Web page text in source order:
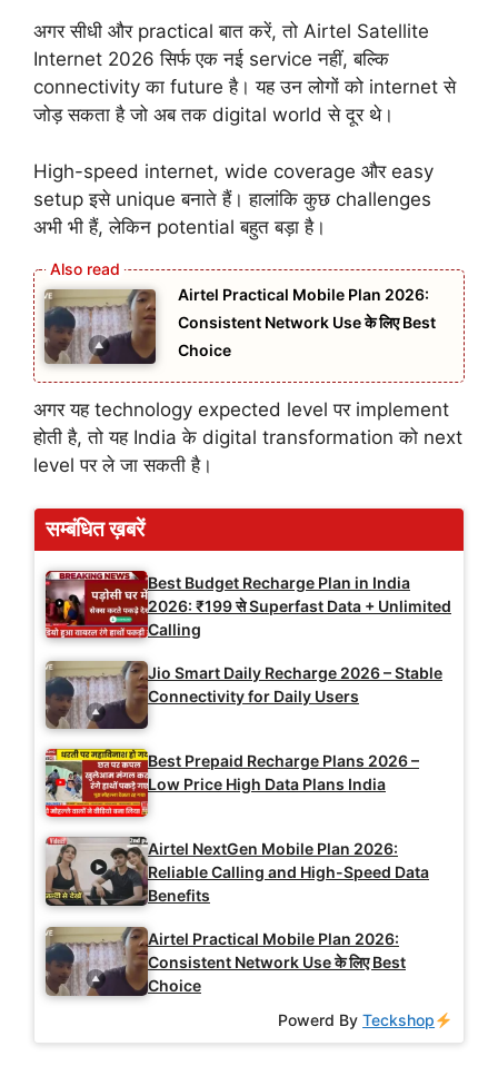
अगर सीधी और practical बात करें, तो Airtel Satellite
Internet 2026 सिर्फ एक नई service नहीं, बल्कि
connectivity का future है। यह उन लोगों को internet से
जोड़ सकता है जो अब तक digital world से दूर थे।
High-speed internet, wide coverage और easy
setup इसे unique बनाते हैं। हालांकि कुछ challenges
अभी भी हैं, लेकिन potential बहुत बड़ा है।
Airtel Practical Mobile Plan 2026:
Consistent Network Use के लिए Best
Choice
अगर यह technology expected level पर implement
होती है, तो यह India के digital transformation को next
level पर ले जा सकती है।
सम्बंधित ख़बरें
Best Budget Recharge Plan in India
2026: ₹199 से Superfast Data + Unlimited
Calling
Jio Smart Daily Recharge 2026 – Stable
Connectivity for Daily Users
Best Prepaid Recharge Plans 2026 –
Low Price High Data Plans India
Airtel NextGen Mobile Plan 2026:
Reliable Calling and High-Speed Data
Benefits
Airtel Practical Mobile Plan 2026:
Consistent Network Use के लिए Best
Choice
Powerd ByTeckshop